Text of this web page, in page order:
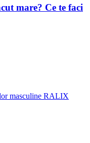
mare? Ce te faci
masculine RALIX